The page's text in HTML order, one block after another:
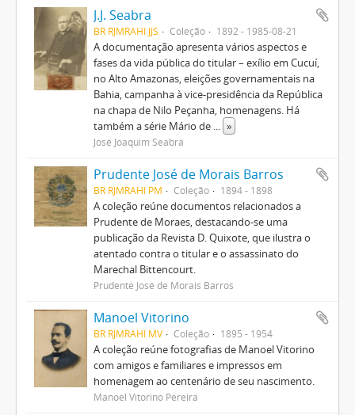
J.J. Seabra
BR RJMRAHI JJS Coleção 1892 - 1985-08-21
A documentação apresenta vários aspectos e
fases da vida pública do titular – exílio em Cucuí,
no Alto Amazonas, eleições governamentais na
Bahia, campanha à vice-presidência da República
na chapa de Nilo Peçanha, homenagens. Há
também a série Mário de ... »
José Joaquim Seabra
Prudente José de Morais Barros
BR RJMRAHI PM Coleção 1894 - 1898
A coleção reúne documentos relacionados a
Prudente de Moraes, destacando-se uma
publicação da Revista D. Quixote, que ilustra o
atentado contra o titular e o assassinato do
Marechal Bittencourt.
Prudente José de Morais Barros
Manoel Vitorino
BR RJMRAHI MV Coleção 1895 - 1954
A coleção reúne fotografias de Manoel Vitorino
com amigos e familiares e impressos em
homenagem ao centenário de seu nascimento.
Manoel Vitorino Pereira